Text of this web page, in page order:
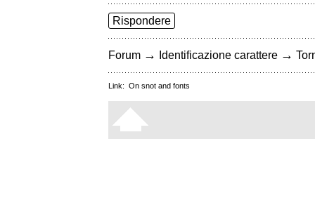
Rispondere
Forum → Identificazione carattere →
Link: On snot and fonts